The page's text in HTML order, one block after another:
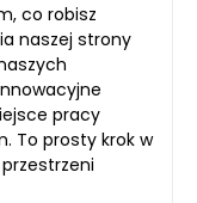
co robisz
naszej strony
pracy
To prosty krok w